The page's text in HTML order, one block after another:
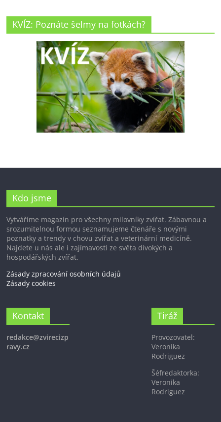
KVÍZ: Poznáte šelmy na fotkách?
Kdo jsme
Vytváříme magazín pro všechny milovníky zvířat. Zábavnou a
srozumitelnou formou seznamujeme čtenáře s novými
poznatky a trendy v chovu zvířat a veterinární medicíně.
Najdete u nás ale i zajímavosti ze světa divokých a
hospodářských zvířat.
Zásady zpracování osobních údajů
Zásady cookies
Kontakt
redakce@zvirecizp
ravy.cz
Tiráž
Provozovatel:
Veronika
Rodriguez
Šéfredaktorka:
Veronika
Rodriguez